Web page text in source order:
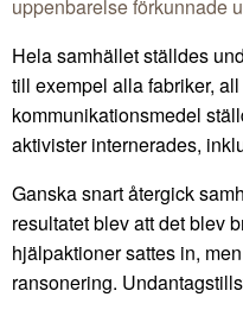
uppenbarelse förkunnade
Hela samhället ställdes
till exempel alla fabriker,
kommunikationsmedel
aktivister internerades,
Ganska snart återgick
resultatet blev att det blev
hjälpaktioner sattes in,
ransonering.